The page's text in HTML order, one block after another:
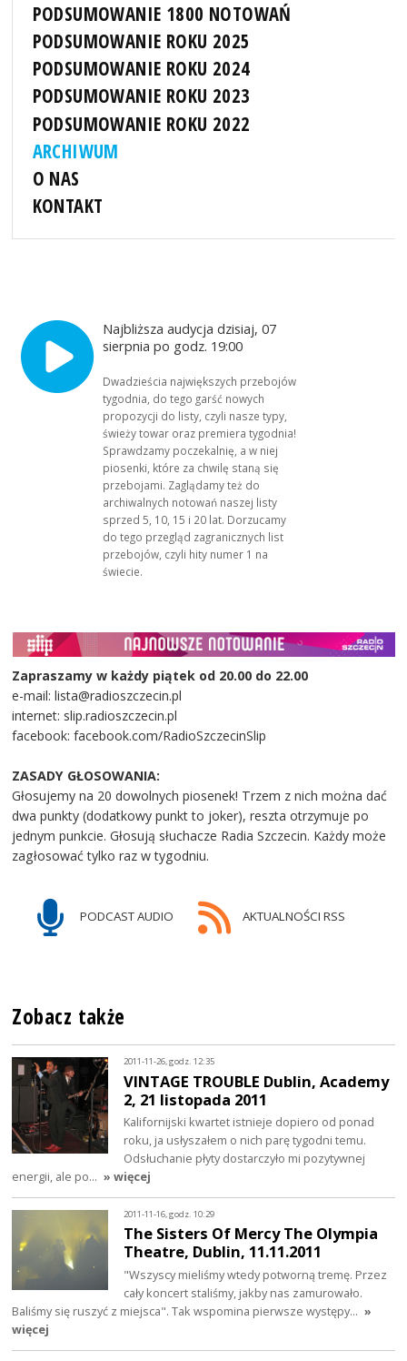
PODSUMOWANIE 1800 NOTOWAŃ
PODSUMOWANIE ROKU 2025
PODSUMOWANIE ROKU 2024
PODSUMOWANIE ROKU 2023
PODSUMOWANIE ROKU 2022
ARCHIWUM
O NAS
KONTAKT
Najbliższa audycja dzisiaj, 07
sierpnia po godz. 19:00
Dwadzieścia największych przebojów
tygodnia, do tego garść nowych
propozycji do listy, czyli nasze typy,
świeży towar oraz premiera tygodnia!
Sprawdzamy poczekalnię, a w niej
piosenki, które za chwilę staną się
przebojami. Zaglądamy też do
archiwalnych notowań naszej listy
sprzed 5, 10, 15 i 20 lat. Dorzucamy
do tego przegląd zagranicznych list
przebojów, czyli hity numer 1 na
świecie.
Zapraszamy w każdy piątek od 20.00 do 22.00
e-mail: lista@radioszczecin.pl
internet: slip.radioszczecin.pl
facebook: facebook.com/RadioSzczecinSlip
ZASADY GŁOSOWANIA:
Głosujemy na 20 dowolnych piosenek! Trzem z nich można dać
dwa punkty (dodatkowy punkt to joker), reszta otrzymuje po
jednym punkcie. Głosują słuchacze Radia Szczecin. Każdy może
zagłosować tylko raz w tygodniu.
PODCAST AUDIO AKTUALNOŚCI RSS
Zobacz także
2011-11-26, godz. 12:35
VINTAGE TROUBLE Dublin, Academy
2, 21 listopada 2011
Kalifornijski kwartet istnieje dopiero od ponad
roku, ja usłyszałem o nich parę tygodni temu.
Odsłuchanie płyty dostarczyło mi pozytywnej
energii, ale po… » więcej
2011-11-16, godz. 10:29
The Sisters Of Mercy The Olympia
Theatre, Dublin, 11.11.2011
"Wszyscy mieliśmy wtedy potworną tremę. Przez
cały koncert staliśmy, jakby nas zamurowało.
Baliśmy się ruszyć z miejsca". Tak wspomina pierwsze występy… »
więcej